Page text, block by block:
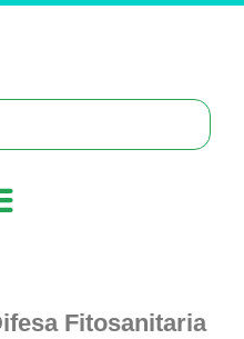
Fitosanitaria